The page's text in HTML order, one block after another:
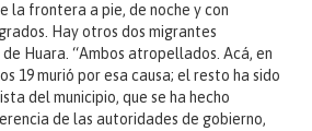
la frontera a pie, de noche y con
Hay otros dos migrantes
Huara. “Ambos atropellados. Acá, en
19 murió por esa causa; el resto ha sido
del municipio, que se ha hecho
de las autoridades de gobierno,